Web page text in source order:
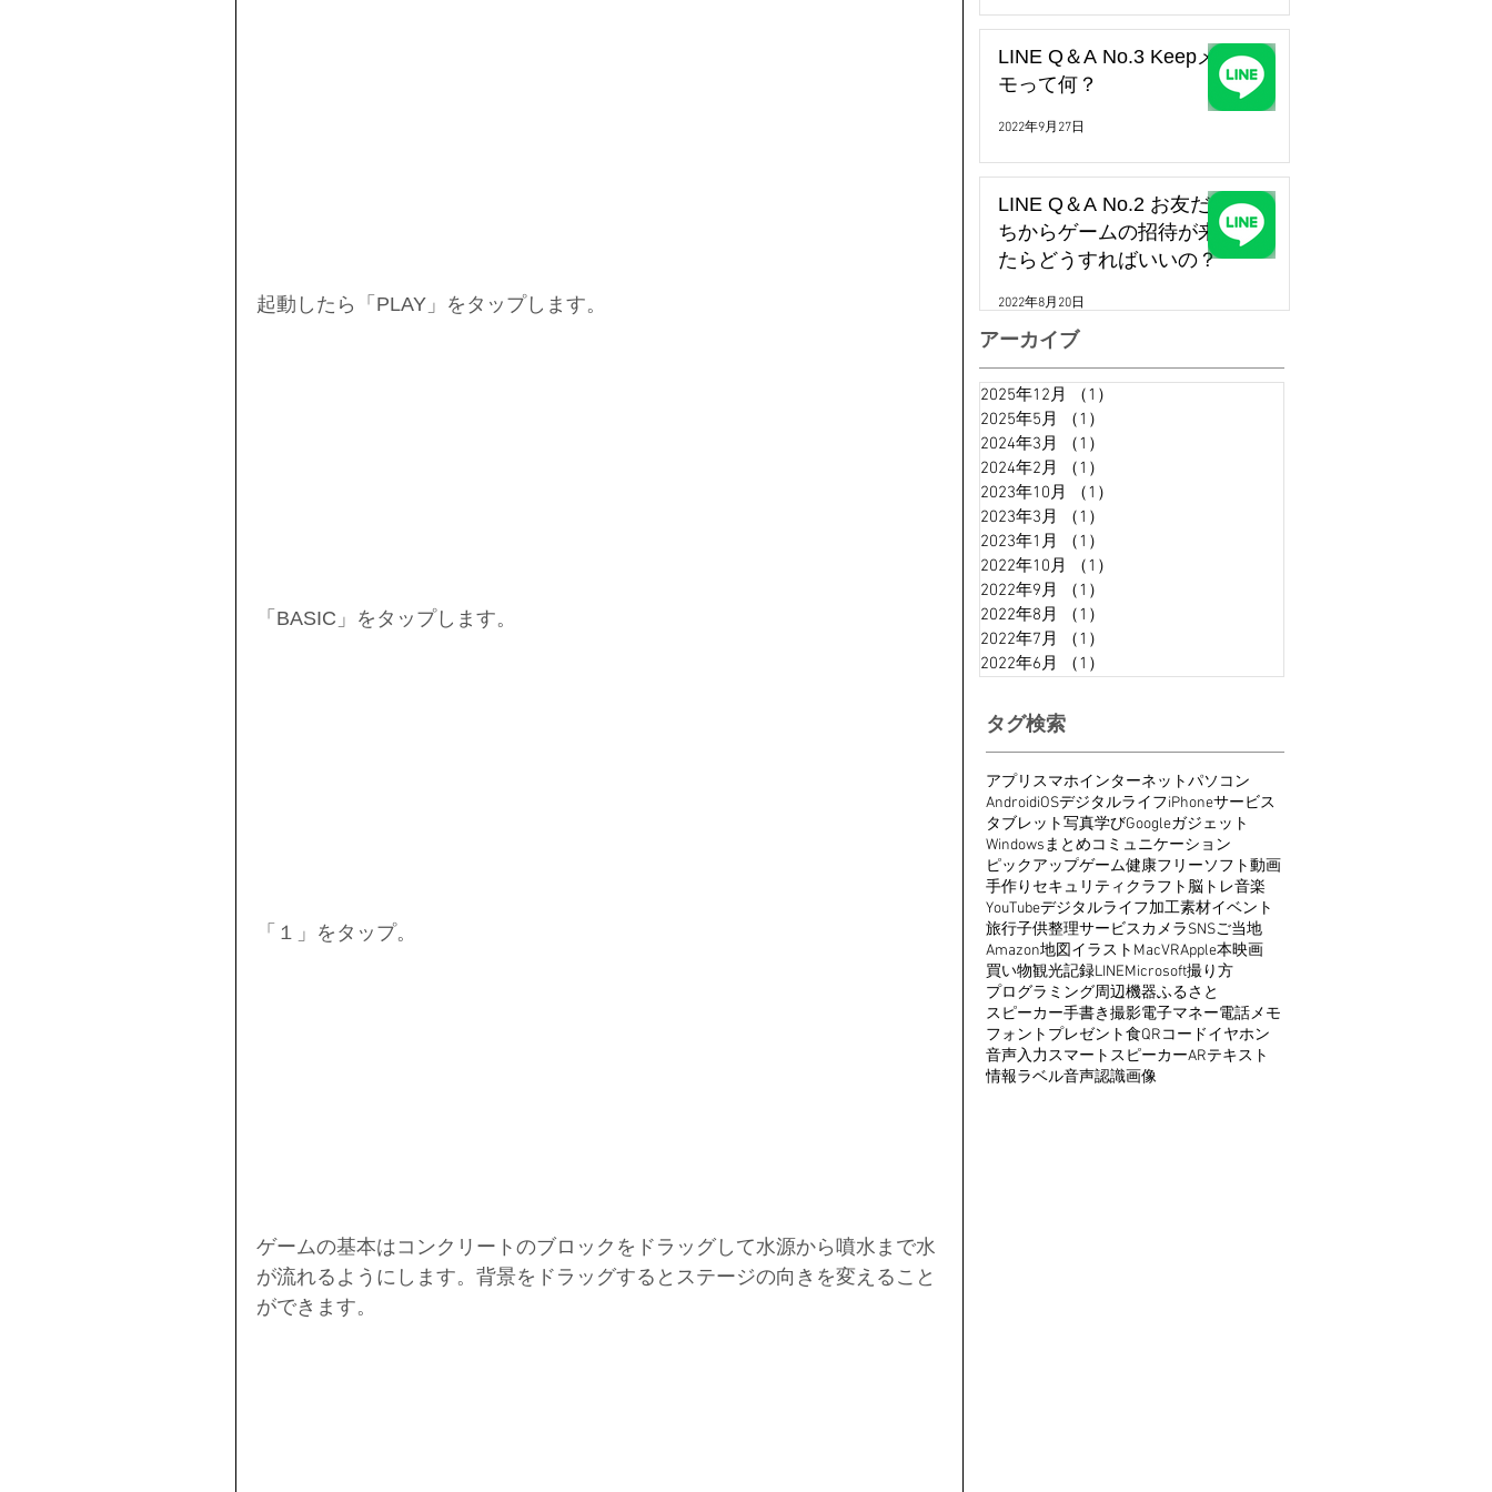
起動したら「PLAY」をタップします。
「BASIC」をタップします。
「１」をタップ。
ゲームの基本はコンクリートのブロックをドラッグして水源から噴水まで水
が流れるようにします。背景をドラッグするとステージの向きを変えること
ができます。
LINE Q＆A No.3 Keepメ
モって何？
2022年9月27日
LINE Q＆A No.2 お友だ
ちからゲームの招待が来
たらどうすればいいの？
2022年8月20日
アーカイブ
2025年12月 （1）
2025年5月
（1）
2024年3月
（1）
2024年2月
（1）
2023年10月
（1）
2023年3月
（1）
2023年1月
（1）
2022年10月
（1）
2022年9月
（1）
2022年8月
（1）
2022年7月
（1）
2022年6月
（1）
タグ検索
アプリ スマホインターネットパソコン
AndroidiOSデジタルライフiPhoneサービス
タブレット写真学びGoogleガジェット
Windowsまとめコミュニケーション
ピックアップゲーム健康フリーソフト動画
手作り セキュリティ クラフト脳トレ音楽
YouTubeデジタルライフ加工素材イベント
旅行子供整理サービスカメラSNSご当地
Amazon地図イラスト MacVRApple本映画
買い物観光記録LINEMicrosoft撮り方
プログラミング周辺機器ふるさと
スピーカー手書き撮影電子マネー電話メモ
フォント プレゼント食QRコードイヤホン
音声入力スマートスピーカーARテキスト
情報ラベル音声認識画像